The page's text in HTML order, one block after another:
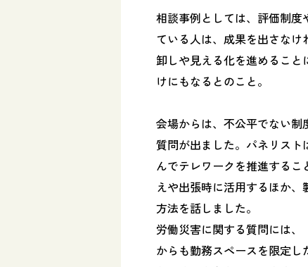
相談事例としては、評価制
ている人は、成果を出さな
卸しや見える化を進めるこ
けにもなるとのこと。
会場からは、不公平でない
質問が出ました。パネリス
んでテレワークを推進する
えや出張時に活用するほか
方法を話しました。
労働災害に関する質問には
からも勤務スペースを限定